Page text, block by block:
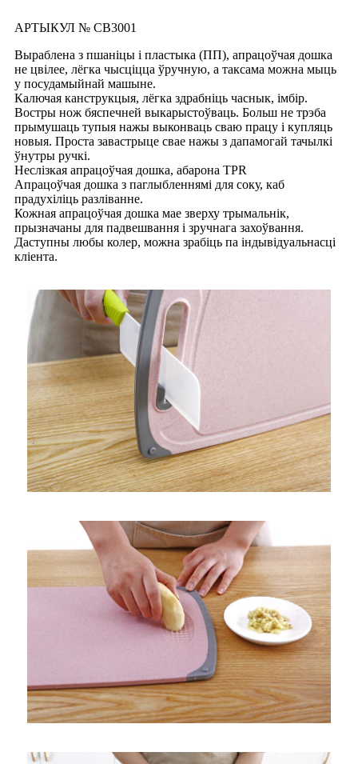
АРТЫКУЛ № CB3001
Выраблена з пшаніцы і пластыка (ПП), апрацоўчая дошка
не цвілее, лёгка чысціцца ўручную, а таксама можна мыць
у посудамыйнай машыне.
Калючая канструкцыя, лёгка здрабніць часнык, імбір.
Востры нож бяспечней выкарыстоўваць. Больш не трэба
прымушаць тупыя нажы выконваць сваю працу і купляць
новыя. Проста завастрыце свае нажы з дапамогай тачылкі
ўнутры ручкі.
Неслізкая апрацоўчая дошка, абарона TPR
Апрацоўчая дошка з паглыбленнямі для соку, каб
прадухіліць разліванне.
Кожная апрацоўчая дошка мае зверху трымальнік,
прызначаны для падвешвання і зручнага захоўвання.
Даступны любы колер, можна зрабіць па індывідуальнасці
кліента.